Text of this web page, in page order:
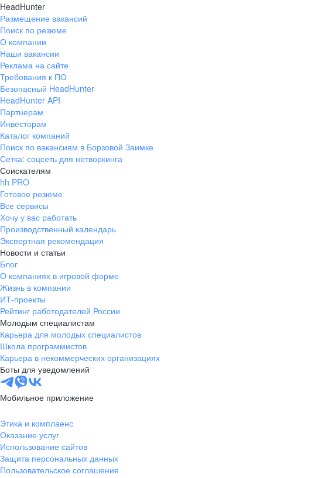
HeadHunter
Размещение вакансий
Поиск по резюме
О компании
Наши вакансии
Реклама на сайте
Требования к ПО
Безопасный HeadHunter
HeadHunter API
Партнерам
Инвесторам
Каталог компаний
Поиск по вакансиям в Борзовой Заимке
Сетка: соцсеть для нетворкинга
Соискателям
hh PRO
Готовое резюме
Все сервисы
Хочу у вас работать
Производственный календарь
Экспертная рекомендация
Новости и статьи
Блог
О компаниях в игровой форме
Жизнь в компании
ИТ-проекты
Рейтинг работодателей России
Молодым специалистам
Карьера для молодых специалистов
Школа программистов
Карьера в некоммерческих организациях
Боты для уведомлений
Мобильное приложение
Этика и комплаенс
Оказание услуг
Использование сайтов
Защита персональных данных
Пользовательское соглашение